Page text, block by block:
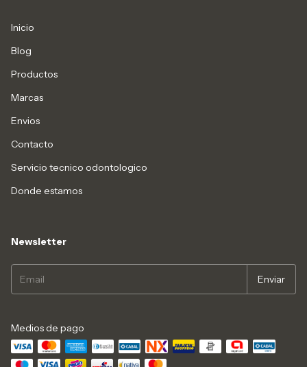
Inicio
Blog
Productos
Marcas
Envios
Contacto
Servicio tecnico odontologico
Donde estamos
Newsletter
Medios de pago